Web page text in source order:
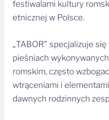
festiwalami kultury
etnicznej w Polsce.
„TABOR” specjalizuje
pieśniach
romskim, często
wtrąceniami i
dawnych rodzinnych